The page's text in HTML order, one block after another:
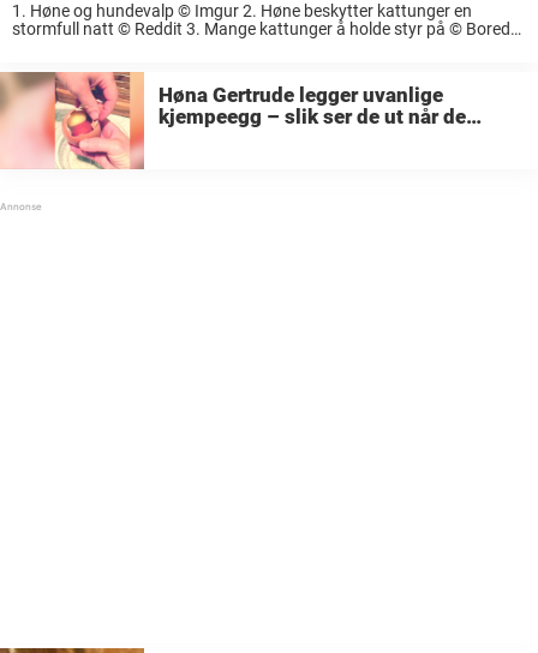
1. Høne og hundevalp © Imgur 2. Høne beskytter kattunger en
stormfull natt © Reddit 3. Mange kattunger å holde styr på © Bored
Høna Gertrude legger uvanlige
kjempeegg – slik ser de ut når de